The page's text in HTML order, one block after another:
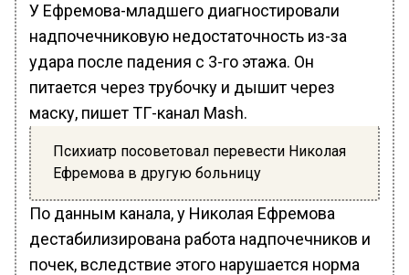
У Ефремова-младшего диагностировали
надпочечниковую недостаточность из-за
удара после падения с 3-го этажа. Он
питается через трубочку и дышит через
маску, пишет ТГ-канал Mash.
Психиатр посоветовал перевести Николая
Ефремова в другую больницу
По данным канала, у Николая Ефремова
дестабилизирована работа надпочечников и
почек, вследствие этого нарушается норма